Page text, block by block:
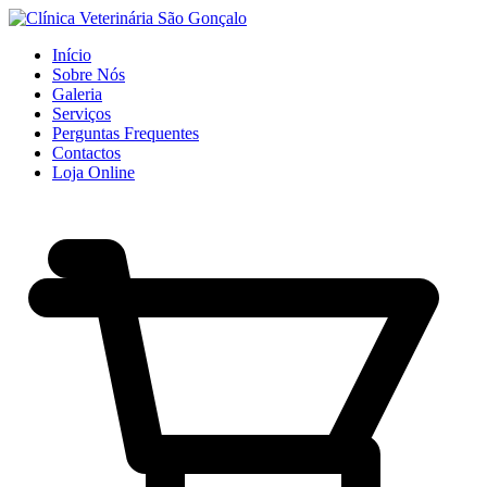
Início
Sobre Nós
Galeria
Serviços
Perguntas Frequentes
Contactos
Loja Online